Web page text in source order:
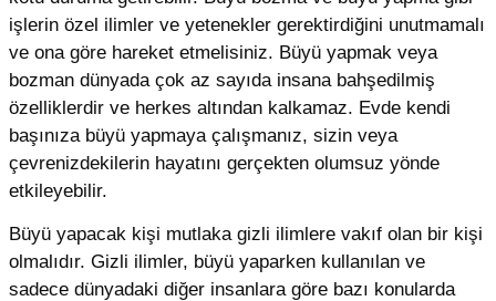
işlerin özel ilimler ve yetenekler gerektirdiğini unutmamalı
ve ona göre hareket etmelisiniz. Büyü yapmak veya
bozman dünyada çok az sayıda insana bahşedilmiş
özelliklerdir ve herkes altından kalkamaz. Evde kendi
başınıza büyü yapmaya çalışmanız, sizin veya
çevrenizdekilerin hayatını gerçekten olumsuz yönde
etkileyebilir.
Büyü yapacak kişi mutlaka gizli ilimlere vakıf olan bir kişi
olmalıdır. Gizli ilimler, büyü yaparken kullanılan ve
sadece dünyadaki diğer insanlara göre bazı konularda